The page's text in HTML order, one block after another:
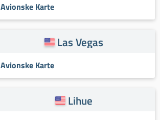
Avionske Karte
Las Vegas
Avionske Karte
Lihue